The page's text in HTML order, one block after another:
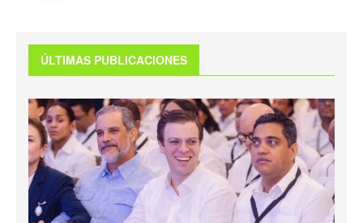
ÚLTIMAS PUBLICACIONES